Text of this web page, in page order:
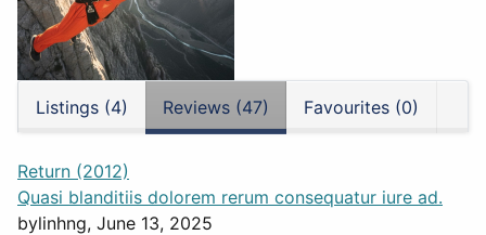
Listings (4) Reviews (47) Favourites (0)
Return (2012)
Quasi blanditiis dolorem rerum consequatur iure ad.
bylinhng, June 13, 2025